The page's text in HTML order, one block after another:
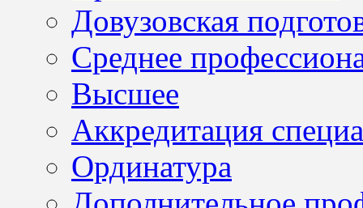
Довузовская
Среднее
Высшее
Аккредитация
Ординатура